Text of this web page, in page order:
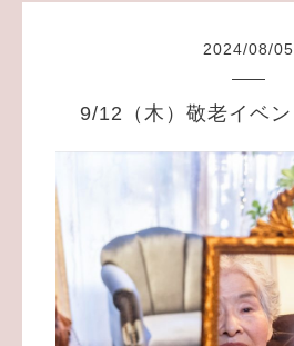
2024/08/05
9/12（木）敬老イベ